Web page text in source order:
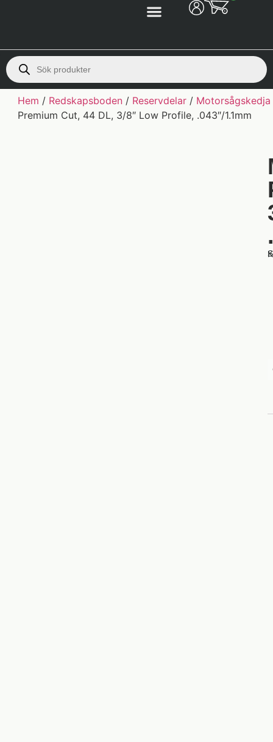
Hem / Redskapsboden / Reservdelar / Motorsågskedja
Premium Cut, 44 DL, 3/8″ Low Profile, .043″/1.1mm